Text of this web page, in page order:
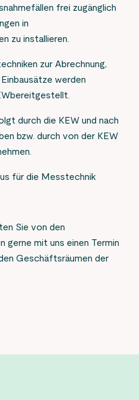
frei zugänglich
in
zu installieren.
zur Abrechnung,
werden
durch die KEW und nach
bzw. durch von der KEW
für die Messtechnik
Sie von den
gerne mit uns einen Termin
Geschäftsräumen der